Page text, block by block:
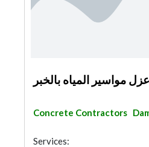
مواسير المياه بالخبر
Concrete Contractors
Services: